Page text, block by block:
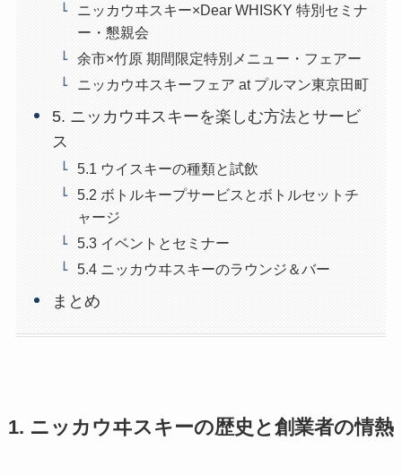
ニッカウヰスキー×Dear WHISKY 特別セミナ
ー・懇親会
余市×竹原 期間限定特別メニュー・フェアー
ニッカウヰスキーフェア at プルマン東京田町
5. ニッカウヰスキーを楽しむ方法とサービ
ス
5.1 ウイスキーの種類と試飲
5.2 ボトルキープサービスとボトルセットチ
ャージ
5.3 イベントとセミナー
5.4 ニッカウヰスキーのラウンジ＆バー
まとめ
1. ニッカウヰスキーの歴史と創業者の情熱